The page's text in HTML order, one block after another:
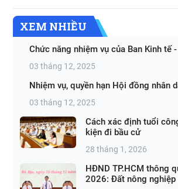
XEM NHIỀU
Chức năng nhiệm vụ của Ban Kinh tế
03 tháng 12, 2025
Nhiệm vụ, quyền hạn Hội đồng nhân
03 tháng 12, 2025
Cách xác định tuổi
kiện đi bầu cử
28 tháng 1, 2026
HĐND TP.HCM thông
2026: Đất nông nghiệp